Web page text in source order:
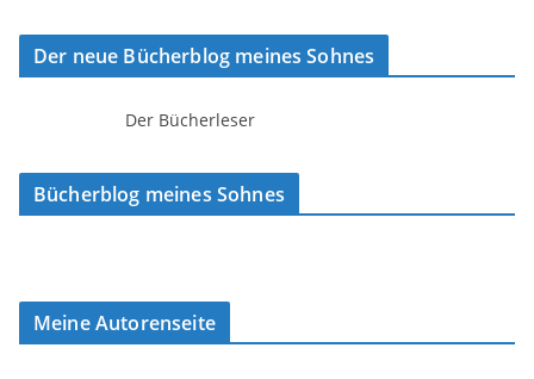
Der neue Bücherblog meines Sohnes
Der Bücherleser
Bücherblog meines Sohnes
Meine Autorenseite